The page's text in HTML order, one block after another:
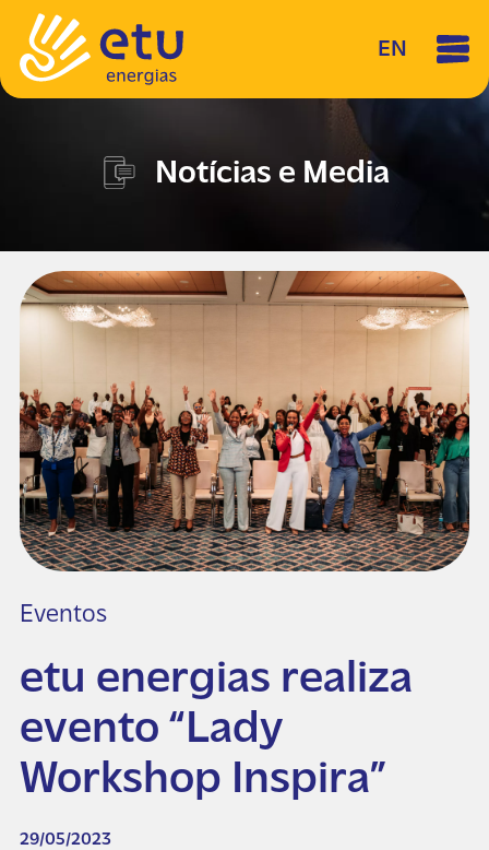
EN
Notícias e Media
Eventos
etu energias realiza
evento “Lady
Workshop Inspira”
29/05/2023